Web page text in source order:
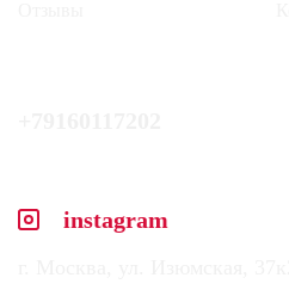
instagram